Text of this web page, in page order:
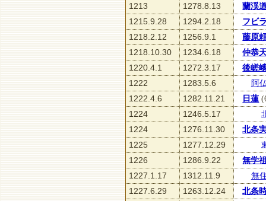
1213
1278.8.13
蘭渓
1215.9.28
1294.2.18
フビ
1218.2.12
1256.9.1
藤原
1218.10.30
1234.6.18
仲恭
1220.4.1
1272.3.17
後嵯
1222
1283.5.6
阿
1222.4.6
1282.11.21 日蓮
1224
1246.5.17
1224 1276.11.30
北条
1225
1277.12.29
1226 1286.9.22
無学
1227.1.17
1312.11.9
無
1227.6.29
1263.12.24
北条